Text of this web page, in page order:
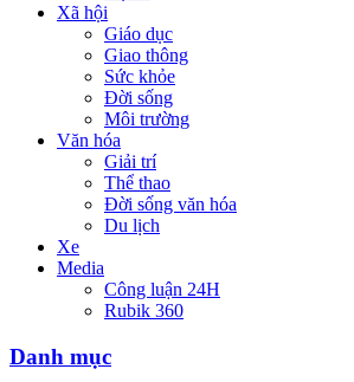
Xã hội
Giáo dục
Giao thông
Sức khỏe
Đời sống
Môi trường
Văn hóa
Giải trí
Thể thao
Đời sống văn hóa
Du lịch
Xe
Media
Công luận 24H
Rubik 360
Danh mục